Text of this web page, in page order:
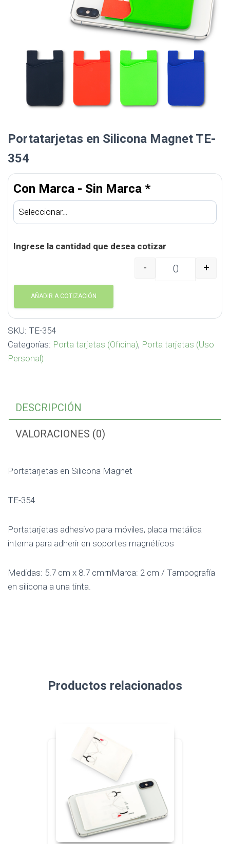
Portatarjetas en Silicona Magnet TE-
354
Con Marca - Sin Marca *
Ingrese la cantidad que desea cotizar
Portatarjetas en
- +
AÑADIR A COTIZACIÓN
SKU: TE-354
Categorías: Porta tarjetas (Oficina), Porta tarjetas (Uso
Personal)
DESCRIPCIÓN
VALORACIONES (0)
Portatarjetas en Silicona Magnet
TE-354
Portatarjetas adhesivo para móviles, placa metálica
interna para adherir en soportes magnéticos
Medidas: 5.7 cm x 8.7 cmrnMarca: 2 cm / Tampografía
en silicona a una tinta.
Productos relacionados